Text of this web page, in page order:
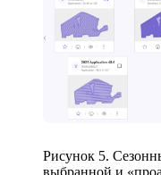
Рисунок 5.